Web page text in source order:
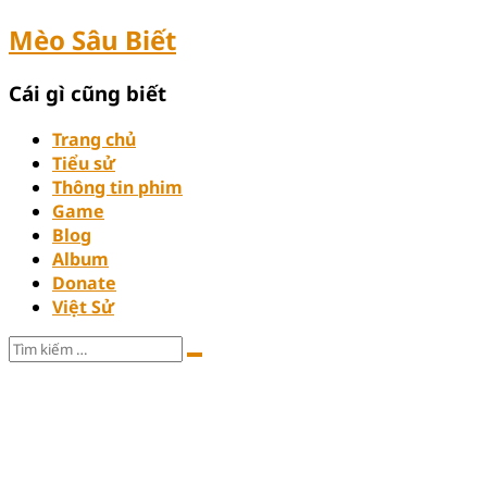
Mèo Sâu Biết
Cái gì cũng biết
Trang chủ
Tiểu sử
Thông tin phim
Game
Blog
Album
Donate
Việt Sử
Tìm
kiếm:
Tìm